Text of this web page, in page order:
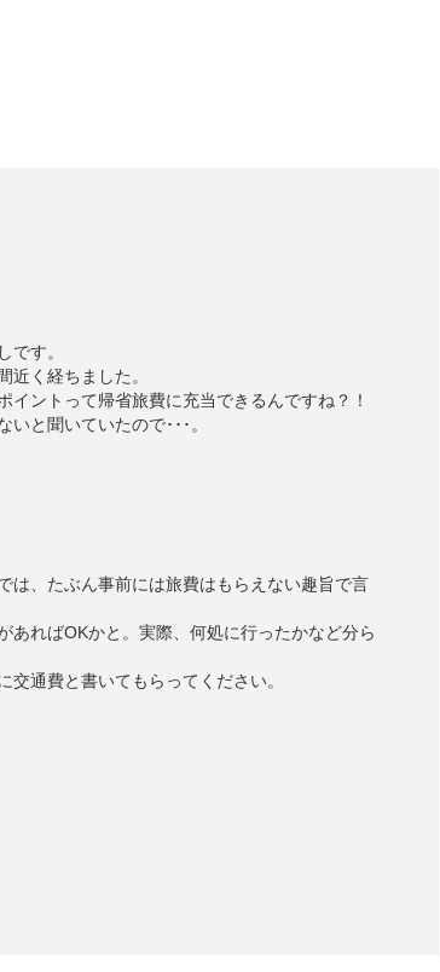
です。
近く経ちました。
イントって帰省旅費に充当できるんですね？！
いと聞いていたので･･･。
は、たぶん事前には旅費はもらえない趣旨で言
あればOKかと。実際、何処に行ったかなど分ら
交通費と書いてもらってください。